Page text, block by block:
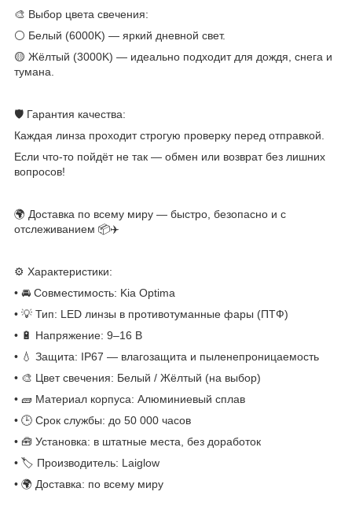
🎨 Выбор цвета свечения:
⚪ Белый (6000K) — яркий дневной свет.
🟡 Жёлтый (3000K) — идеально подходит для дождя, снега и
тумана.
🛡 Гарантия качества:
Каждая линза проходит строгую проверку перед отправкой.
Если что-то пойдёт не так — обмен или возврат без лишних
вопросов!
🌍 Доставка по всему миру — быстро, безопасно и с
отслеживанием 📦✈️
⚙️ Характеристики:
• 🚘 Совместимость: Kia Optima
• 💡 Тип: LED линзы в противотуманные фары (ПТФ)
• 🔋 Напряжение: 9–16 В
• 💧 Защита: IP67 — влагозащита и пыленепроницаемость
• 🎨 Цвет свечения: Белый / Жёлтый (на выбор)
• 🧱 Материал корпуса: Алюминиевый сплав
• 🕒 Срок службы: до 50 000 часов
• 🧰 Установка: в штатные места, без доработок
• 🏷 Производитель: Laiglow
• 🌍 Доставка: по всему миру